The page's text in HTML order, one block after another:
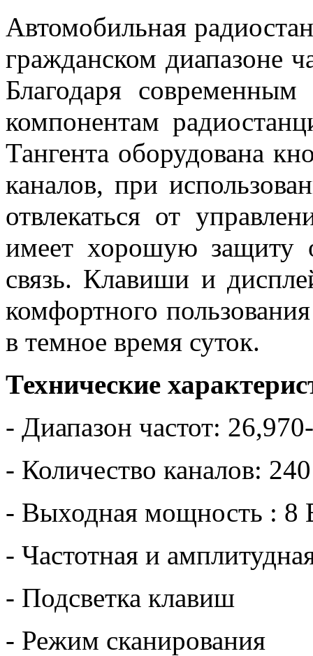
Автомобильная
гражданском диапазоне
Благодаря
компонентам
Тангента оборудована
каналов, при
отвлекаться от
имеет хорошую защиту
связь. Клавиши и
комфортного
в темное время суток.
Технические
- Диапазон частот:
- Количество каналов:
- Выходная мощность : 8
- Частотная и
- Подсветка клавиш
- Режим сканирования